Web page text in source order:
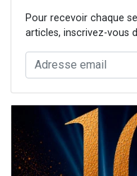
Pour recevoir chaque
articles, inscrivez-vous